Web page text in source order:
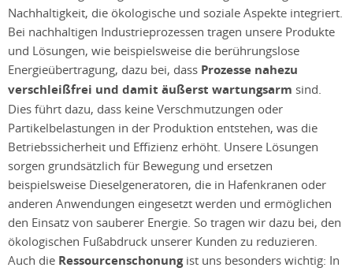
Nachhaltigkeit, die ökologische und soziale Aspekte integriert.
Bei nachhaltigen Industrieprozessen tragen unsere Produkte
und Lösungen, wie beispielsweise die berührungslose
Energieübertragung, dazu bei, dass Prozesse nahezu
verschleißfrei und damit äußerst wartungsarm sind.
Dies führt dazu, dass keine Verschmutzungen oder
Partikelbelastungen in der Produktion entstehen, was die
Betriebssicherheit und Effizienz erhöht. Unsere Lösungen
sorgen grundsätzlich für Bewegung und ersetzen
beispielsweise Dieselgeneratoren, die in Hafenkranen oder
anderen Anwendungen eingesetzt werden und ermöglichen
den Einsatz von sauberer Energie. So tragen wir dazu bei, den
ökologischen Fußabdruck unserer Kunden zu reduzieren.
Auch die Ressourcenschonungist uns besonders wichtig: In